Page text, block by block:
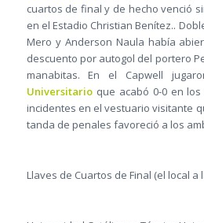
cuartos de final y de hecho venció
en el Estadio Christian Benítez..
Mero y Anderson Naula había
descuento por autogol del portero
manabitas. En el Capwell
Universitarioque acabó 0-0 en los
incidentes en el vestuario visitante
tanda de penales favoreció a los
Llaves de Cuartos de Final (el local a